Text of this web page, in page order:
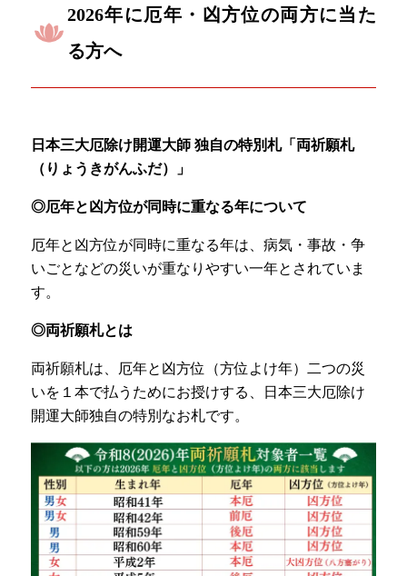
2026年に厄年・凶方位の両方に当た
る方へ
日本三大厄除け開運大師 独自の特別札「両祈願札
（りょうきがんふだ）」
◎厄年と凶方位が同時に重なる年について
厄年と凶方位が同時に重なる年は、病気・事故・争
いごとなどの災いが重なりやすい一年とされていま
す。
◎両祈願札とは
両祈願札は、厄年と凶方位（方位よけ年）二つの災
いを１本で払うためにお授けする、日本三大厄除け
開運大師独自の特別なお札です。